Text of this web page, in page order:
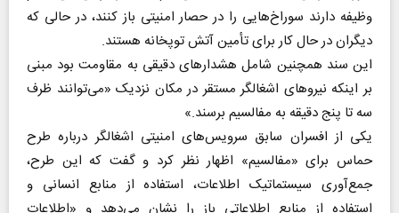
وظیفه دارند سوراخ‌هایی را در حصار امنیتی باز کنند، در حالی که
دیگران در حال کار برای تأمین آتش توپخانه هستند.
این سند همچنین شامل هشدارهای دقیقی به مقاومت بود مبنی
بر اینکه نیروهای اشغالگر مستقر در مکان نزدیک «می‌توانند ظرف
سه تا پنج دقیقه به مفالسیم برسند.»
یکی از افسران سابق سرویس‌های امنیتی اشغالگر درباره طرح
حماس برای «مفالسیم» اظهار نظر کرد و گفت که این طرح،
جمع‌آوری سیستماتیک اطلاعات، استفاده از منابع انسانی و